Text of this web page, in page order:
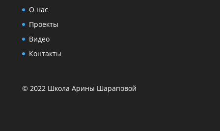
О нас
Проекты
Видео
Контакты
© 2022 Школа Арины Шараповой